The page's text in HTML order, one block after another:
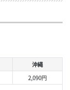
沖縄
2,090円